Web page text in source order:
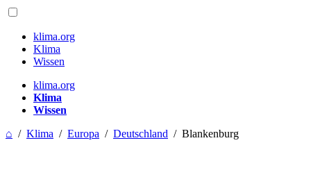
klima.org
Klima
Wissen
klima.org
Klima
Wissen
⌂ / Klima / Europa / Deutschland / Blankenburg